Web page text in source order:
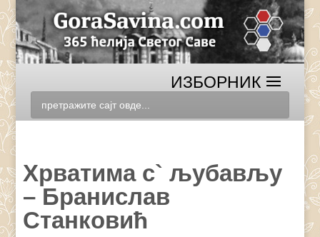
Хрватима с` љубављу
– Бранислав
Станковић